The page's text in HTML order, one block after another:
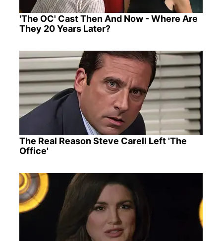
'The OC' Cast Then And Now - Where Are
They 20 Years Later?
The Real Reason Steve Carell Left 'The
Office'